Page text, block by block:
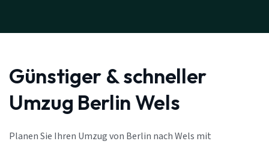
Günstiger & schneller
Umzug Berlin Wels
Planen Sie Ihren Umzug von Berlin nach Wels mit